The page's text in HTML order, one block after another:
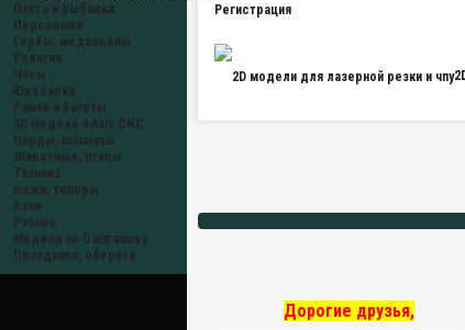
Охота и рыбалка
Персонажи
Гербы, медальоны
Религия
Часы
Ювелирка
Рамки и багеты
3D модели 4 Axis CNC
Нарды, шахматы
Животные, птицы
Техника
Ножи, топоры
Азия
Разное
Модели по Ожиганову
Праздники, обереги
Регистрация
Дорогие друзья,